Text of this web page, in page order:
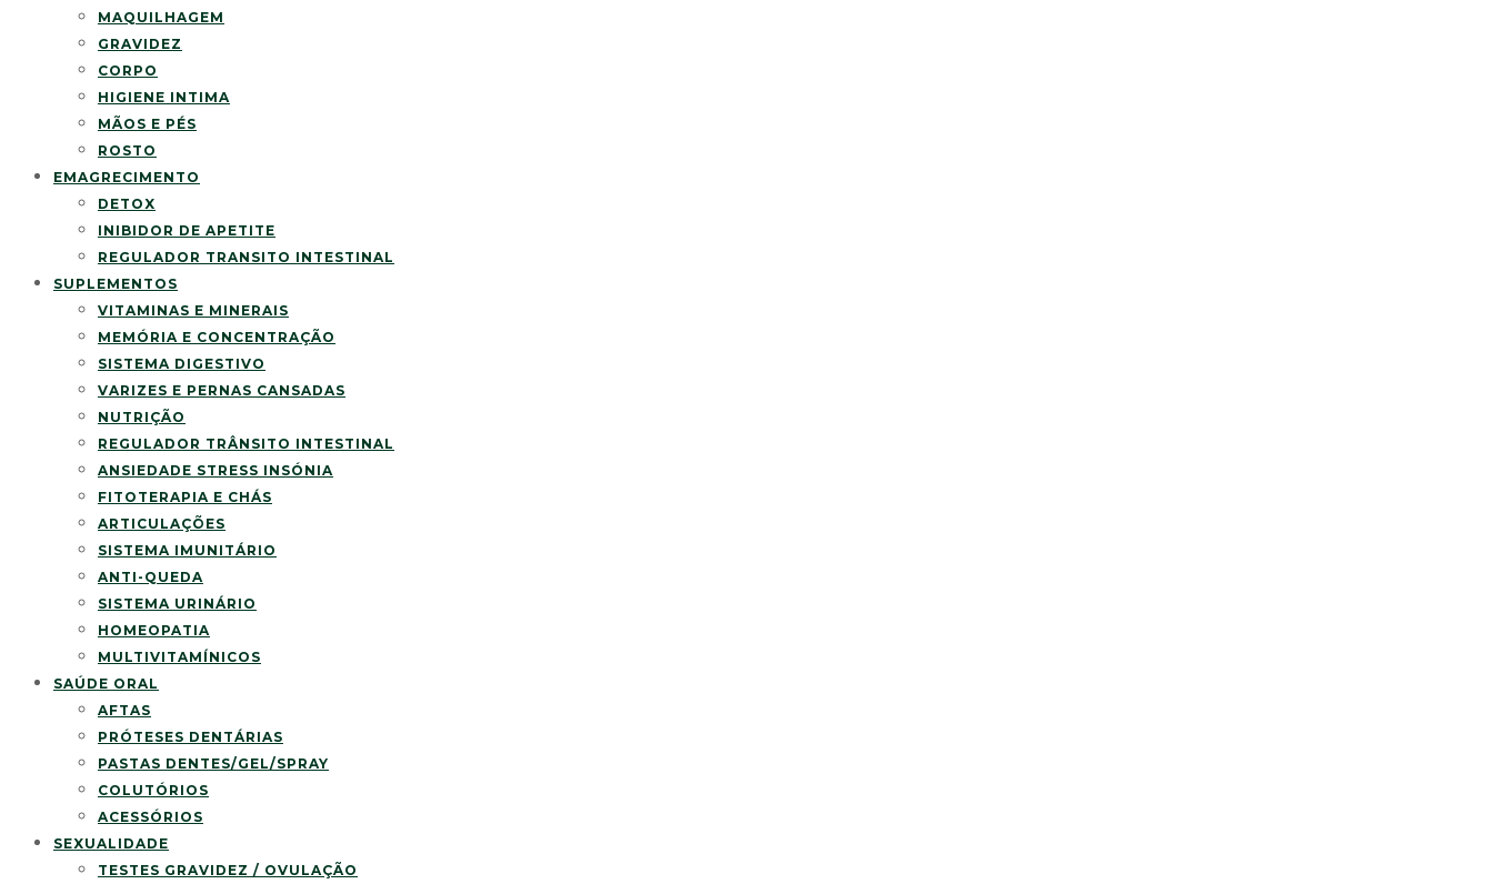
MAQUILHAGEM
GRAVIDEZ
CORPO
HIGIENE INTIMA
MÃOS E PÉS
ROSTO
EMAGRECIMENTO
DETOX
INIBIDOR DE APETITE
REGULADOR TRANSITO INTESTINAL
SUPLEMENTOS
VITAMINAS E MINERAIS
MEMÓRIA E CONCENTRAÇÃO
SISTEMA DIGESTIVO
VARIZES E PERNAS CANSADAS
NUTRIÇÃO
REGULADOR TRÂNSITO INTESTINAL
ANSIEDADE STRESS INSÓNIA
FITOTERAPIA E CHÁS
ARTICULAÇÕES
SISTEMA IMUNITÁRIO
ANTI-QUEDA
SISTEMA URINÁRIO
HOMEOPATIA
MULTIVITAMÍNICOS
SAÚDE ORAL
AFTAS
PRÓTESES DENTÁRIAS
PASTAS DENTES/GEL/SPRAY
COLUTÓRIOS
ACESSÓRIOS
SEXUALIDADE
TESTES GRAVIDEZ / OVULAÇÃO